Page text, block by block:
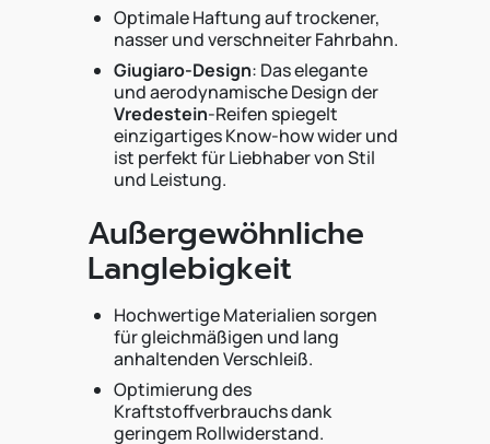
Optimale Haftung auf trockener,
nasser und verschneiter Fahrbahn.
Giugiaro-Design: Das elegante
und aerodynamische Design der
Vredestein-Reifen spiegelt
einzigartiges Know-how wider und
ist perfekt für Liebhaber von Stil
und Leistung.
Außergewöhnliche
Langlebigkeit
Hochwertige Materialien sorgen
für gleichmäßigen und lang
anhaltenden Verschleiß.
Optimierung des
Kraftstoffverbrauchs dank
geringem Rollwiderstand.